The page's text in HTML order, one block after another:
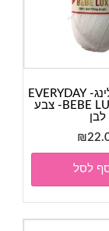
חוט אנטיפילינג- EVERYDAY
BEBE LUX- 70401- צבע
לבן
₪
לסל